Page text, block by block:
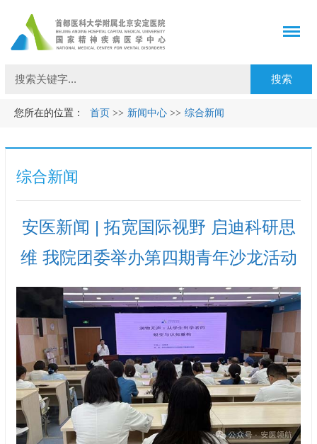
您所在的位置： 首页 >> 新闻中心 >> 综合新闻
综合新闻
安医新闻 | 拓宽国际视野 启迪科研思
维 我院团委举办第四期青年沙龙活动